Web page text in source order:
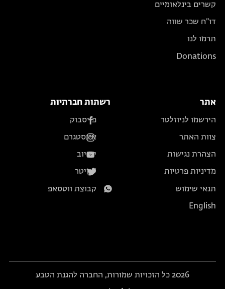
קשרים בינלאומיים
דו״ח שכר שווה
תרמו לנו
Donations
אתר
הירשמו לניוזלטר
צוות האתר
הצהרת נגישות
מדיניות פרטיות
תנאי שימוש
English
רשתות חברתיות
פייסבוק
אינסטגרם
יוטיוב
טוויטר
קבוצת ווטסאפ
2026 כל הזכויות שמורות, החברה להגנת הטבע